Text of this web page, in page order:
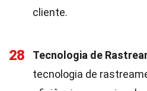
cliente.
28 Tecnologia de
tecnologia de